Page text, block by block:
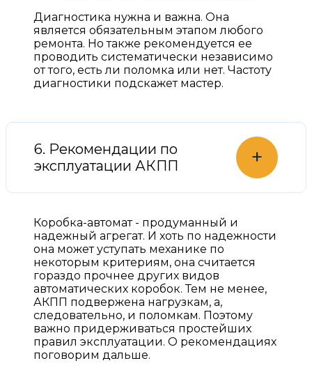
Диагностика нужна и важна. Она
является обязательным этапом любого
ремонта. Но также рекомендуется ее
проводить систематически независимо
от того, есть ли поломка или нет. Частоту
диагностики подскажет мастер.
6. Рекомендации по
эксплуатации АКПП
+
Коробка-автомат - продуманный и
надежный агрегат. И хоть по надежности
она может уступать механике по
некоторым критериям, она считается
гораздо прочнее других видов
автоматических коробок. Тем не менее,
АКПП подвержена нагрузкам, а,
следовательно, и поломкам. Поэтому
важно придерживаться простейших
правил эксплуатации. О рекомендациях
поговорим дальше.